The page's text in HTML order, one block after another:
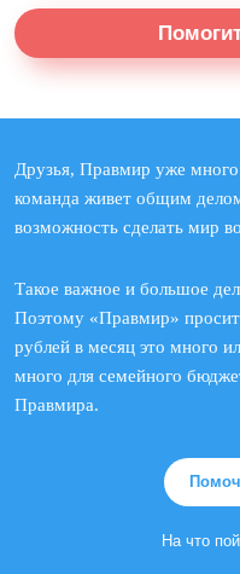
Друзья, Правмир уже
команда живет общим
возможность сделать мир
Такое важное и большое
Поэтому «Правмир»
рублей в месяц это много
много для семейного
Правмира.
На что